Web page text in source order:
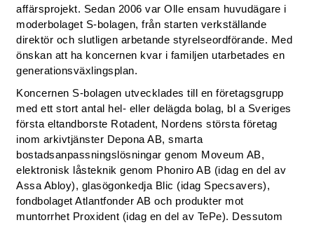
affärsprojekt. Sedan 2006 var Olle ensam huvudägare i
moderbolaget S-bolagen, från starten verkställande
direktör och slutligen arbetande styrelseordförande. Med
önskan att ha koncernen kvar i familjen utarbetades en
generationsväxlingsplan.
Koncernen S-bolagen utvecklades till en företagsgrupp
med ett stort antal hel- eller delägda bolag, bl a Sveriges
första eltandborste Rotadent, Nordens största företag
inom arkivtjänster Depona AB, smarta
bostadsanpassningslösningar genom Moveum AB,
elektronisk låsteknik genom Phoniro AB (idag en del av
Assa Abloy), glasögonkedja Blic (idag Specsavers),
fondbolaget Atlantfonder AB och produkter mot
muntorrhet Proxident (idag en del av TePe). Dessutom